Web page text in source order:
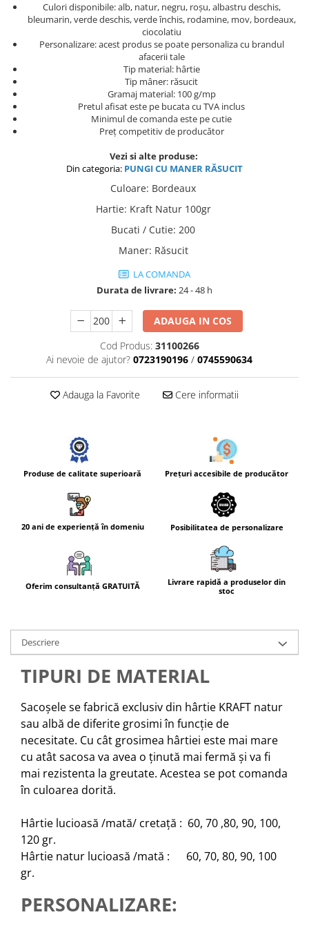
Culori disponibile: alb, natur, negru, roșu, albastru deschis,
bleumarin, verde deschis, verde închis, rodamine, mov, bordeaux,
ciocolatiu
Personalizare: acest produs se poate personaliza cu brandul
afacerii tale
Tip material: hârtie
Tip mâner: răsucit
Gramaj material: 100 g/mp
Pretul afisat este pe bucata cu TVA inclus
Minimul de comanda este pe cutie
Preț competitiv de producător
Vezi si alte produse:
Din categoria: PUNGI CU MANER RĂSUCIT
Culoare: Bordeaux
Hartie: Kraft Natur 100gr
Bucati / Cutie: 200
Maner: Răsucit
LA COMANDA
Durata de livrare: 24 - 48 h
ADAUGA IN COS
Cod Produs: 31100266
Ai nevoie de ajutor? 0723190196 / 0745590634
Adauga la Favorite Cere informatii
Produse de calitate superioară Prețuri accesibile de producător
20 ani de experiență în domeniu Posibilitatea de personalizare
Oferim consultanță GRATUITĂ
Livrare rapidă a produselor din
stoc
Descriere
TIPURI DE MATERIAL
Sacoșele se fabrică exclusiv din hârtie KRAFT natur
sau albă de diferite grosimi în funcție de
necesitate. Cu cât grosimea hârtiei este mai mare
cu atât sacosa va avea o ținută mai fermă și va fi
mai rezistenta la greutate. Acestea se pot comanda
în culoarea dorită.
Hârtie lucioasă /mată/ cretață : 60, 70 ,80, 90, 100,
120 gr.
Hârtie natur lucioasă /mată : 60, 70, 80, 90, 100
gr.
PERSONALIZARE: